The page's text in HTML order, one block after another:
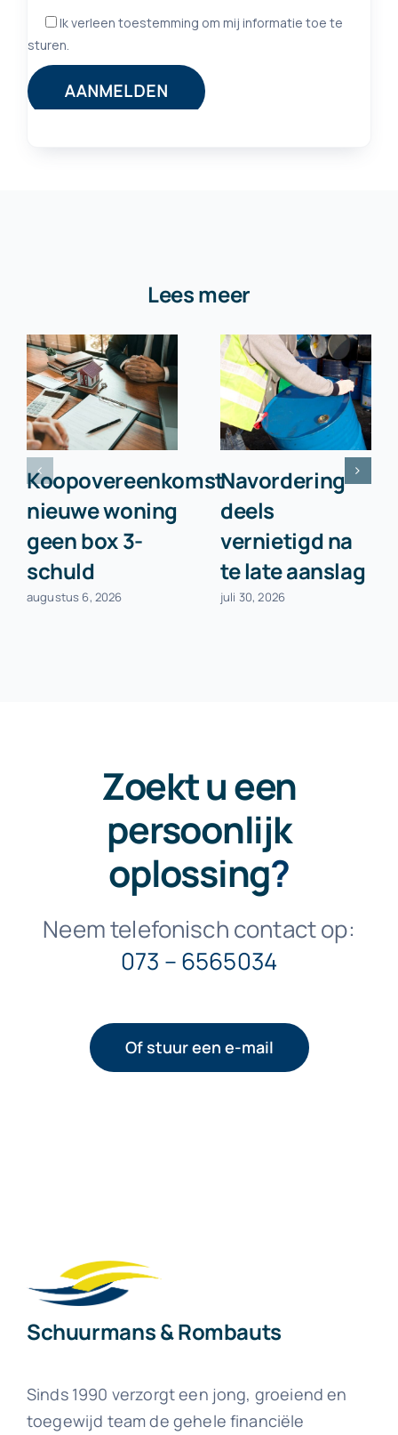
Lees meer
Koopovereenkomst
nieuwe woning
geen box 3-
schuld
augustus 6, 2026
Navordering
deels
vernietigd na
te late aanslag
juli 30, 2026
Zoekt u een
persoonlijk
oplossing?
Neem telefonisch contact op:
073 – 6565034
Of stuur een e-mail
Schuurmans & Rombauts
Sinds 1990 verzorgt een jong, groeiend en
toegewijd team de gehele financiële